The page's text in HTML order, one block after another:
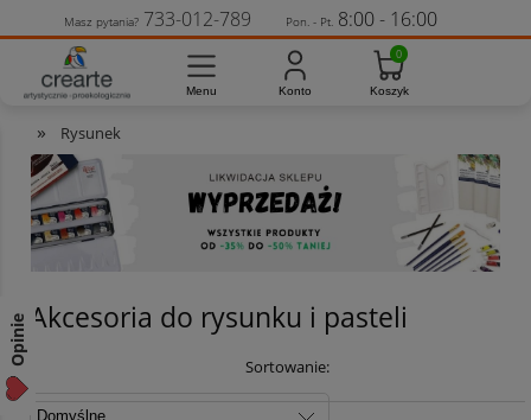
» Rysunek
Akcesoria do rysunku i pasteli
Sortowanie:
Masz pytania? 733-012-789 Pon. - Pt. 8:00 - 16:00
Opinie